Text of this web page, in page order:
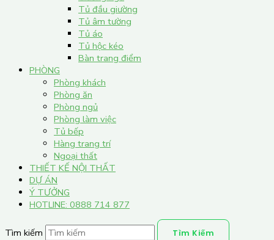
Tủ đầu giường
Tủ âm tường
Tủ áo
Tủ hộc kéo
Bàn trang điểm
PHÒNG
Phòng khách
Phòng ăn
Phòng ngủ
Phòng làm việc
Tủ bếp
Hàng trang trí
Ngoại thất
THIẾT KẾ NỘI THẤT
DỰ ÁN
Ý TƯỞNG
HOTLINE: 0888 714 877
Tìm kiếm Tìm Kiếm